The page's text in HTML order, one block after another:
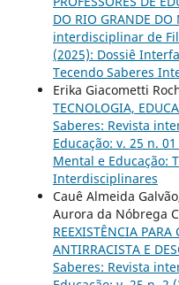
DO RIO GRANDE DO
interdisciplinar de
(2025): Dossiê
Tecendo Saberes
Erika Giacometti
TECNOLOGIA,
Saberes: Revista
Educação: v. 25 n.
Mental e Educação:
Interdisciplinares
Cauê Almeida
Aurora da Nóbrega
REEXISTÊNCIA
ANTIRRACISTA E
Saberes: Revista